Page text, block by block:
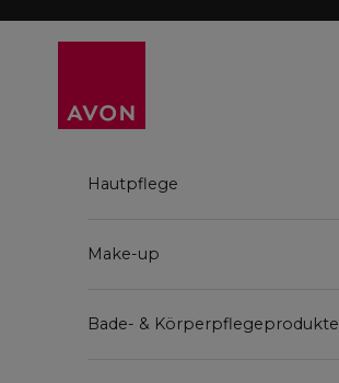
Hautpflege
Make-up
Bade- & Körperpflegeprodukte